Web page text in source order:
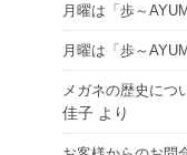
月曜は「歩～
月曜は「歩～
メガネの歴史に
佳子 より